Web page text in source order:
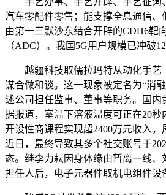
汽车零配件零售；能支撑全息通信、
由第一三默沙东结合开辟的CDH6靶
（ADC）。我国5G用户规模已冲破12
越疆科技取儒拉玛特从动化手艺
谋合做和谈。这一现象被定名为“消
述公司担任监事、董事等职务。国内
据报道，室温下溶液温度可正在20秒
开设性商课程实现超2400万元收入，
近日，最终导致其多个社交账号于
态。继李力耘因身体缘由暂离一线、
担任人后，电子元器件取机电组件设